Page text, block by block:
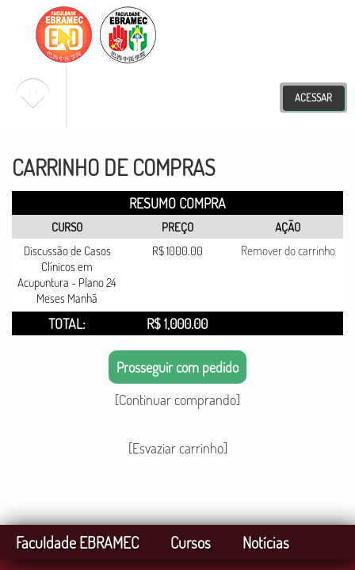
ACESSAR
Meus Cursos
Nossos Cursos
CARRINHO DE COMPRAS
RESUMO COMPRA
CURSO PREÇO
AÇÃO
Discussão de Casos
Clínicos em
Acupuntura - Plano 24
Meses Manhã
R$ 1000.00 Remover do carrinho
TOTAL: R$ 1,000.00
Prosseguir com pedido
[Continuar comprando]
[Esvaziar carrinho]
Faculdade EBRAMEC Cursos Notícias